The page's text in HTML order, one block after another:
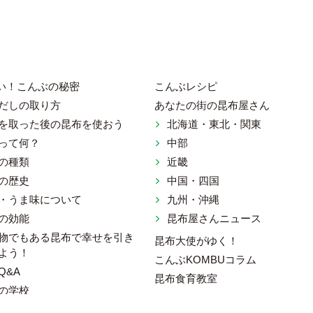
！こんぶの秘密
しの取り方
取った後の昆布を使おう
て何？
種類
歴史
うま味について
効能
でもある昆布で幸せを引き
う！
学校
こんぶレシピ
あなたの街の昆布屋さん
北海道・東北・関東
中部
近畿
中国・四国
九州・沖縄
昆布屋さんニュース
昆布大使がゆく！
こんぶKOMBUコラム
昆布食育教室
ト 一般社団法人 日本昆布協会